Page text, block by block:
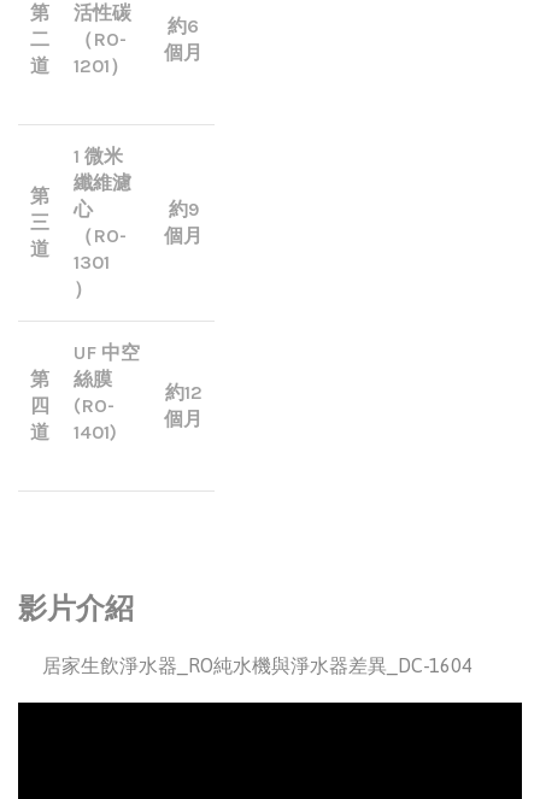
第
二
道
活性碳
（RO-
1201）
約6
個月
第
三
道
1 微米
纖維濾
心
（RO-
1301
）
約9
個月
第
四
道
UF 中空
絲膜
(RO-
1401)
約12
個月
影片介紹
居家生飲淨水器_RO純水機與淨水器差異_DC-1604